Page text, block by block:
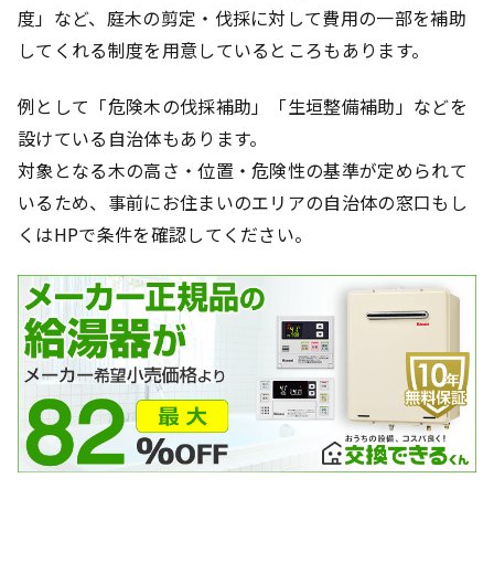
度」など、庭木の剪定・伐採に対して費用の一部を補助
してくれる制度を用意しているところもあります。
例として「危険木の伐採補助」「生垣整備補助」などを
設けている自治体もあります。
対象となる木の高さ・位置・危険性の基準が定められて
いるため、事前にお住まいのエリアの自治体の窓口もし
くはHPで条件を確認してください。